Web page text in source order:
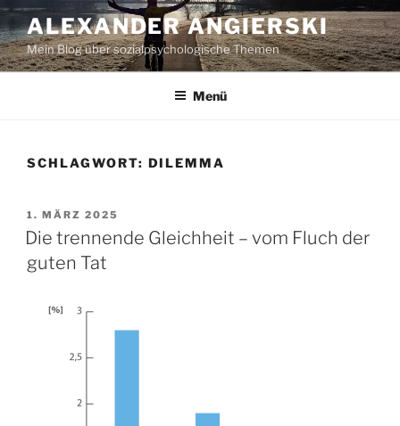
Zum
Inhalt
springen
ALEXANDER ANGIERSKI
Mein Blog über sozialpsychologische Themen
Menü
SCHLAGWORT: DILEMMA
VERÖFFENTLICHT
AM
1. MÄRZ 2025
Die trennende Gleichheit – vom Fluch der
guten Tat